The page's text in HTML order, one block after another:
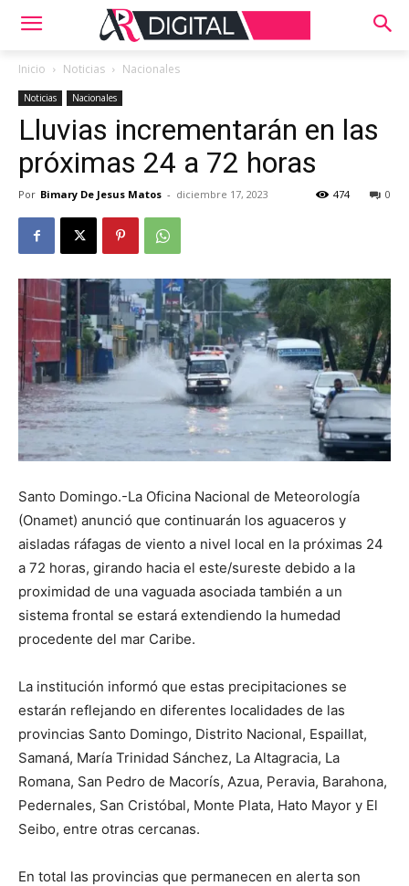
Inicio Noticias Nacionales
Noticias Nacionales
Lluvias incrementarán en las
próximas 24 a 72 horas
Por Bimary De Jesus Matos - diciembre 17, 2023 0
474
Santo Domingo.-La Oficina Nacional de Meteorología
(Onamet) anunció que continuarán los aguaceros y
aisladas ráfagas de viento a nivel local en la próximas 24
a 72 horas, girando hacia el este/sureste debido a la
proximidad de una vaguada asociada también a un
sistema frontal se estará extendiendo la humedad
procedente del mar Caribe.
La institución informó que estas precipitaciones se
estarán reflejando en diferentes localidades de las
provincias Santo Domingo, Distrito Nacional, Espaillat,
Samaná, María Trinidad Sánchez, La Altagracia, La
Romana, San Pedro de Macorís, Azua, Peravia, Barahona,
Pedernales, San Cristóbal, Monte Plata, Hato Mayor y El
Seibo, entre otras cercanas.
En total las provincias que permanecen en alerta son